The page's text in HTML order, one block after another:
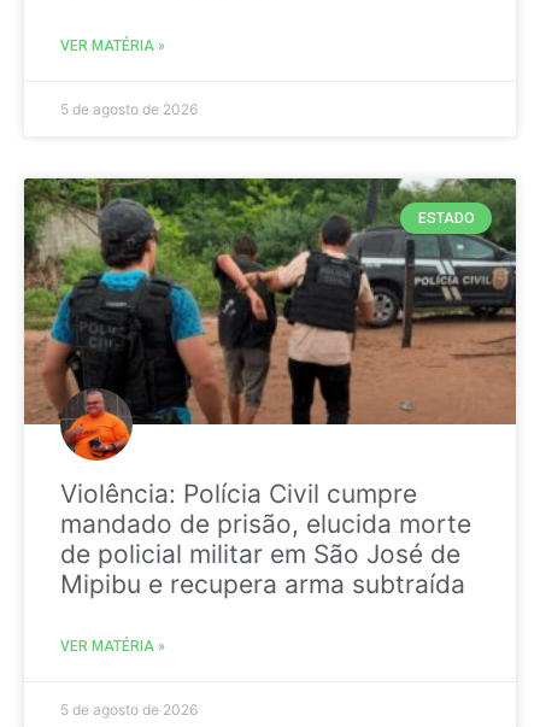
VER MATÉRIA »
5 de agosto de 2026
ESTADO
Violência: Polícia Civil cumpre
mandado de prisão, elucida morte
de policial militar em São José de
Mipibu e recupera arma subtraída
VER MATÉRIA »
5 de agosto de 2026